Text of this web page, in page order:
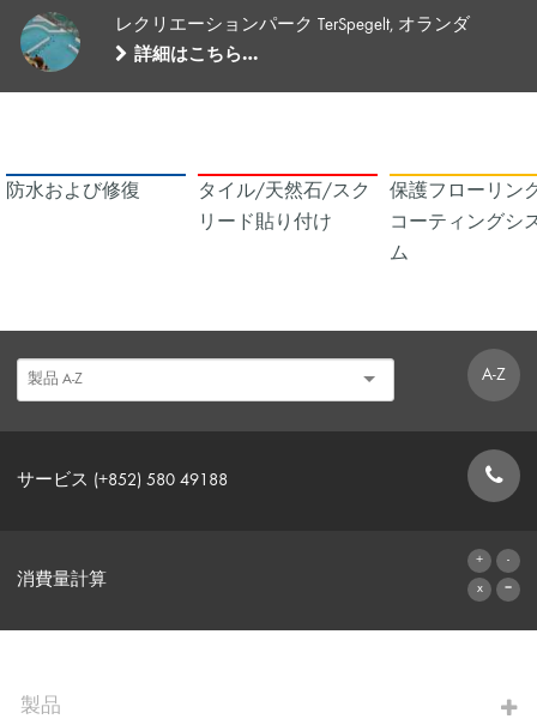
レクリエーションパーク TerSpegelt, オランダ
詳細はこちら…
防水および修復
タイル/天然石/スク
リード貼り付け
保護フローリン
コーティングシ
ム
A-Z
サービス (+852) 580 49188
消費量計算
製品